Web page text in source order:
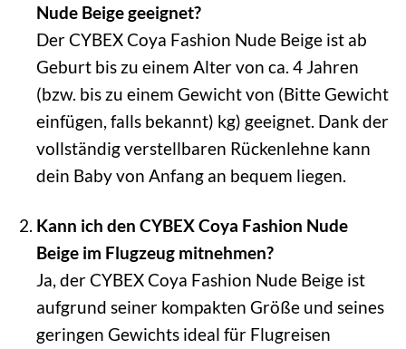
Nude Beige geeignet?
Der CYBEX Coya Fashion Nude Beige ist ab
Geburt bis zu einem Alter von ca. 4 Jahren
(bzw. bis zu einem Gewicht von (Bitte Gewicht
einfügen, falls bekannt) kg) geeignet. Dank der
vollständig verstellbaren Rückenlehne kann
dein Baby von Anfang an bequem liegen.
Kann ich den CYBEX Coya Fashion Nude
Beige im Flugzeug mitnehmen?
Ja, der CYBEX Coya Fashion Nude Beige ist
aufgrund seiner kompakten Größe und seines
geringen Gewichts ideal für Flugreisen